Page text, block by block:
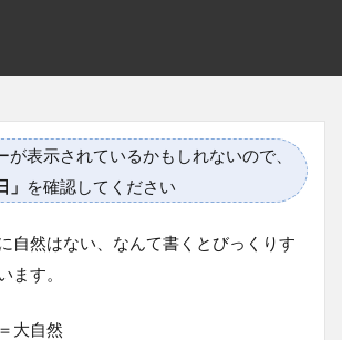
が表示されているかもしれないので、
」 を確認してください
自然はない、なんて書くとびっくりす
ます。
大自然